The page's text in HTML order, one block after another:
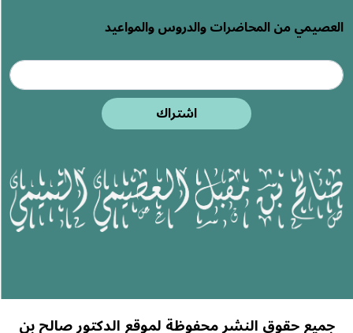
العصيمي من المحاضرات والدروس والمواعيد
اشتراك
جميع حقوق النشر محفوظة لموقع الدكتور صالح بن